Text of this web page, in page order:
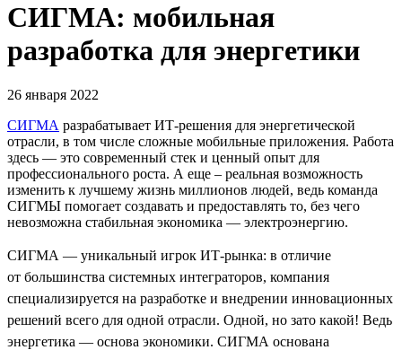
СИГМА: мобильная
разработка для энергетики
26 января 2022
СИГМА разрабатывает ИТ-решения для энергетической
отрасли, в том числе сложные мобильные приложения. Работа
здесь — это современный стек и ценный опыт для
профессионального роста. А еще – реальная возможность
изменить к лучшему жизнь миллионов людей, ведь команда
СИГМЫ помогает создавать и предоставлять то, без чего
невозможна стабильная экономика — электроэнергию.
СИГМА — уникальный игрок ИТ-рынка: в отличие
от большинства системных интеграторов, компания
специализируется на разработке и внедрении инновационных
решений всего для одной отрасли. Одной, но зато какой! Ведь
энергетика — основа экономики. СИГМА основана